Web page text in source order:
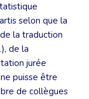
selon que la
la traduction
de la
jurée
puisse être
de collègues